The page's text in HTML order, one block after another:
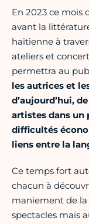
En 2023 ce mois
avant la
haïtienne à
ateliers et
permettra au
les autrices et
d’aujourd’hui,
artistes dans un
difficultés
liens entre la
Ce temps fort
chacun à
maniement de la
spectacles mais